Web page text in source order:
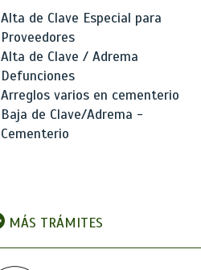
Alta de Clave Especial para
Proveedores
Alta de Clave / Adrema
Defunciones
Arreglos varios en cementerio
Baja de Clave/Adrema -
Cementerio
MÁS TRÁMITES